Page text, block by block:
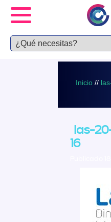
Inicio //
las-
16